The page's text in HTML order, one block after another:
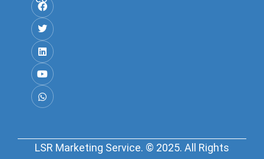
LSR Marketing Service. © 2025. All Rights